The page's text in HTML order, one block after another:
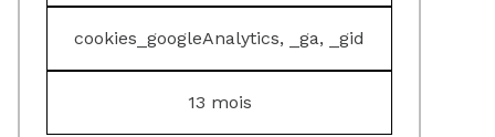
cookies_googleAnalytics, _ga, _gid
13 mois